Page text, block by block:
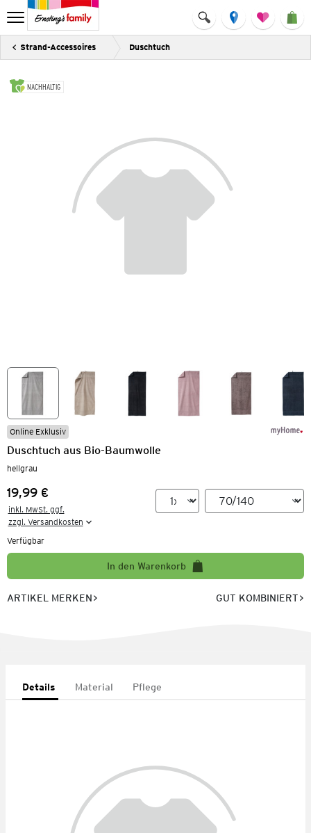
Strand-Accessoires Duschtuch
NACHHALTIG
Online Exklusiv
Duschtuch aus Bio-Baumwolle
hellgrau
Preis:
19,99 €
inkl. MwSt. ggf.
zzgl. Versandkosten
Verfügbar
In den Warenkorb
ARTIKEL MERKEN GUT KOMBINIERT
Details Material Pflege